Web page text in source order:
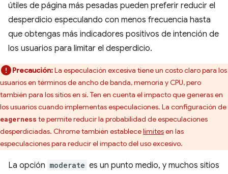
útiles de página más pesadas pueden preferir reducir el
desperdicio especulando con menos frecuencia hasta
que obtengas más indicadores positivos de intención de
los usuarios para limitar el desperdicio.
Precaución:La especulación excesiva tiene un costo claro para los
usuarios en términos de ancho de banda, memoria y CPU, pero
también para los sitios en sí. Ten en cuenta el impacto que generas en
los usuarios cuando implementas especulaciones. La configuración de
eagerness te permite reducir la probabilidad de especulaciones
desperdiciadas. Chrome también establecelímitesen las
especulaciones para reducir el impacto del uso excesivo.
La opción moderate es un punto medio, y muchos sitios